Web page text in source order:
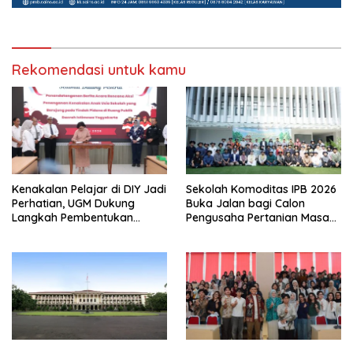
Rekomendasi untuk kamu
Kenakalan Pelajar di DIY Jadi
Perhatian, UGM Dukung
Langkah Pembentukan
Sekolah Komoditas IPB 2026
Buka Jalan bagi Calon
Pengusaha Pertanian Masa